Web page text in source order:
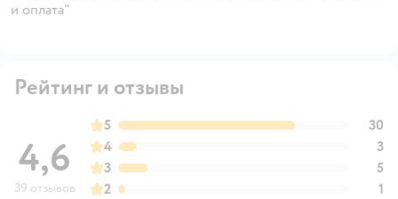
и оплата"
Рейтинг и отзывы
4,6
39 отзывов
5
30
4
3
3
5
2
1